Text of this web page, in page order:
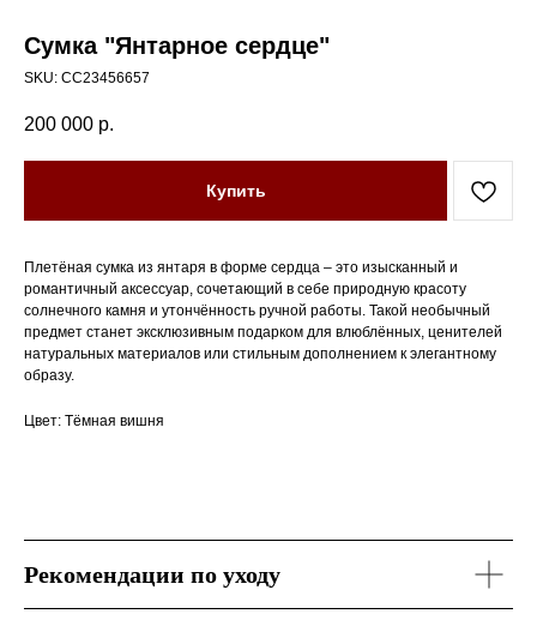
Сумка "Янтарное сердце"
SKU: СС23456657
200 000 р.
Купить
Плетёная сумка из янтаря в форме сердца – это изысканный и
романтичный аксессуар, сочетающий в себе природную красоту
солнечного камня и утончённость ручной работы. Такой необычный
предмет станет эксклюзивным подарком для влюблённых, ценителей
натуральных материалов или стильным дополнением к элегантному
образу.
Цвет: Тёмная вишня
Рекомендации по уходу